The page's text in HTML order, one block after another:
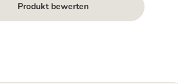
Produkt bewerten